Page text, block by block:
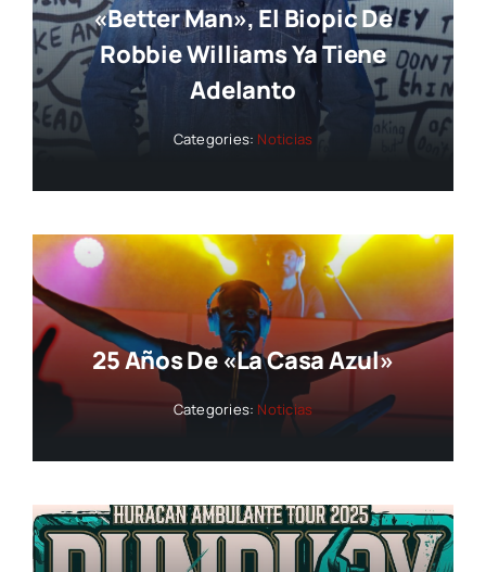
«Better Man», El Biopic De
Robbie Williams Ya Tiene
Adelanto
Categories: Noticias
25 Años De «La Casa Azul»
Categories: Noticias